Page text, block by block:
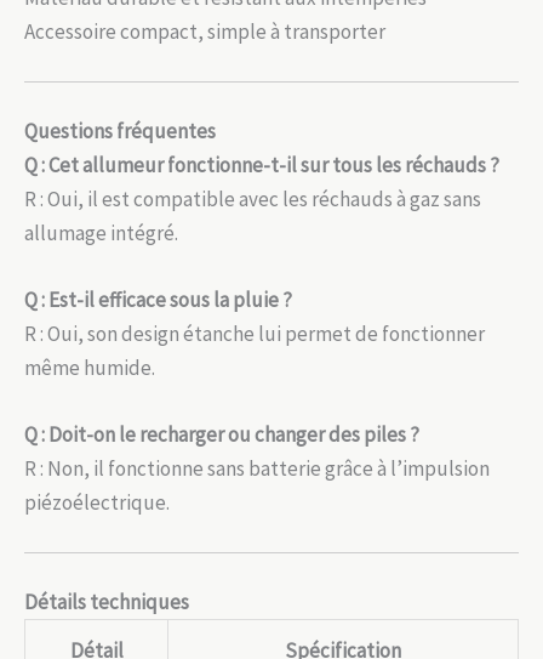
Accessoire compact, simple à transporter
Questions fréquentes
Q : Cet allumeur fonctionne-t-il sur tous les réchauds ?
R : Oui, il est compatible avec les réchauds à gaz sans
allumage intégré.
Q : Est-il efficace sous la pluie ?
R : Oui, son design étanche lui permet de fonctionner
même humide.
Q : Doit-on le recharger ou changer des piles ?
R : Non, il fonctionne sans batterie grâce à l’impulsion
piézoélectrique.
Détails techniques
Détail
Spécification